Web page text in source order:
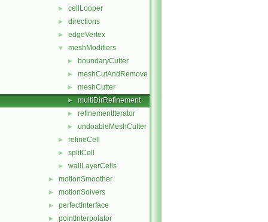
► cellLooper
► directions
► edgeVertex
▼ meshModifiers
► boundaryCutter
► meshCutAndRemove
► meshCutter
► multiDirRefinement
► refinementIterator
► undoableMeshCutter
► refineCell
► splitCell
► wallLayerCells
► motionSmoother
► motionSolvers
► perfectInterface
► pointInterpolator